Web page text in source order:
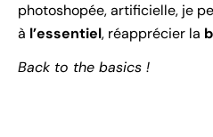
photoshopée, artificielle, je
à l’essentiel, réapprécier la
Back to the basics !